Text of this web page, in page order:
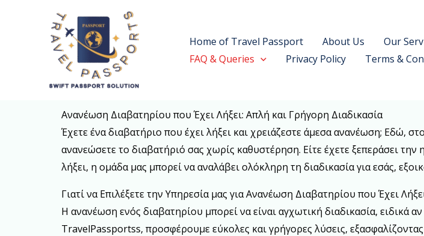
Home of Travel Passport About Us Our
FAQ & Queries
Privacy Policy Terms &
Ανανέωση Διαβατηρίου που Έχει Λήξει: Απλή και Γρήγορη Διαδικασία
Έχετε ένα διαβατήριο που έχει λήξει και χρειάζεστε άμεσα ανανέωση; Εδώ, στο
ανανεώσετε το διαβατήριό σας χωρίς καθυστέρηση. Είτε έχετε ξεπεράσει
λήξει, η ομάδα μας μπορεί να αναλάβει ολόκληρη τη διαδικασία για εσάς,
Γιατί να Επιλέξετε την Υπηρεσία μας για Ανανέωση Διαβατηρίου που Έχει
Η ανανέωση ενός διαβατηρίου μπορεί να είναι αγχωτική διαδικασία, ειδικά
TravelPassportss, προσφέρουμε εύκολες και γρήγορες λύσεις,